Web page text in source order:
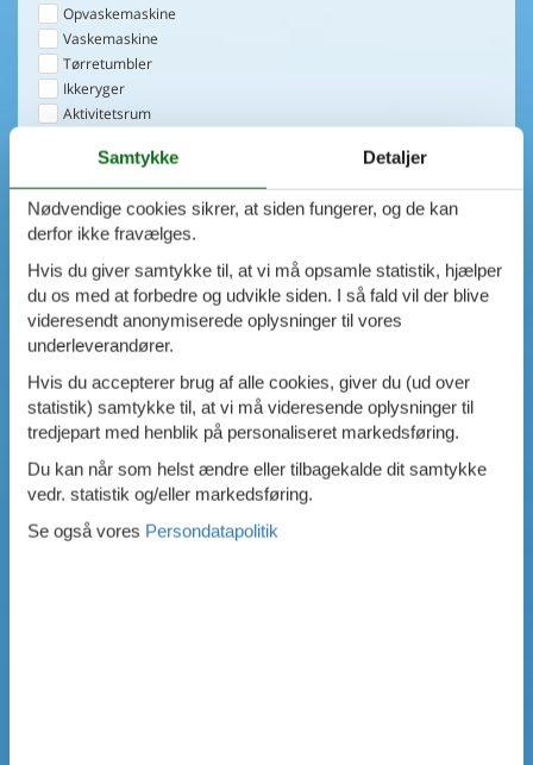
1 emne
Opvaskemaskine
Vaskemaskine
Tørretumbler
Ikkeryger
Aktivitetsrum
Gode fiskeforhold
Indhegnet område
Aircondition
Ladestander til elbil
Energivenligt
SIMPEL SØGNING
Samtykke Detaljer
Nødvendige cookies sikrer, at siden fungerer, og de kan
derfor ikke fravælges.
Hvis du giver samtykke til, at vi må opsamle statistik, hjælper
du os med at forbedre og udvikle siden. I så fald vil der blive
videresendt anonymiserede oplysninger til vores
underleverandører.
Hvis du accepterer brug af alle cookies, giver du (ud over
statistik) samtykke til, at vi må videresende oplysninger til
tredjepart med henblik på personaliseret markedsføring.
Du kan når som helst ændre eller tilbagekalde dit samtykke
vedr. statistik og/eller markedsføring.
Se også vores Persondatapolitik